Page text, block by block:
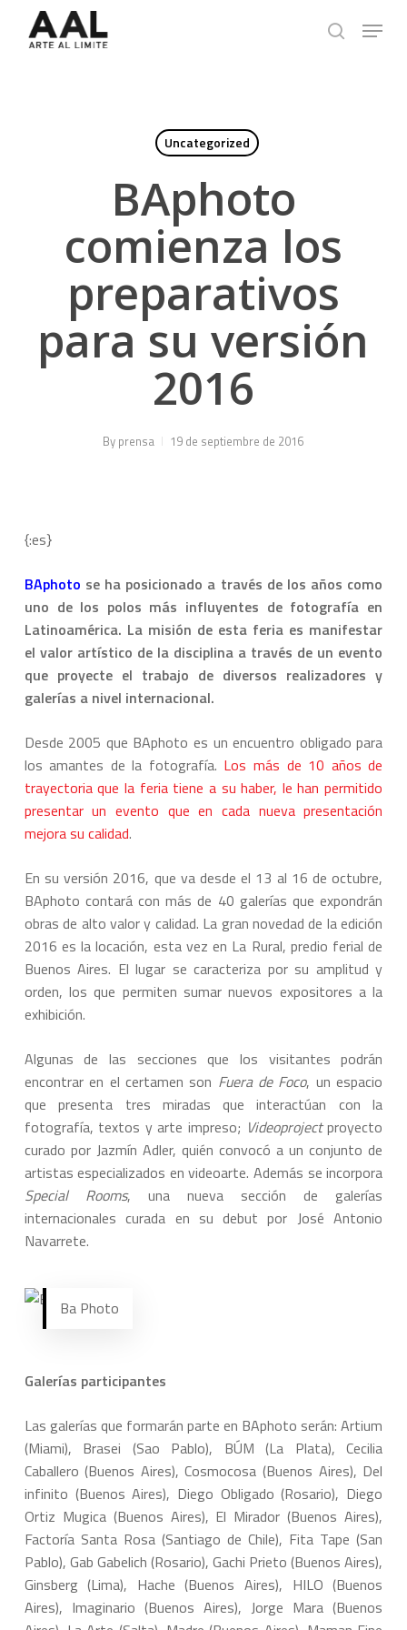
search
Menu
Uncategorized
BAphoto
comienza los
preparativos
para su versión
2016
By prensa 19 de septiembre de 2016
{:es}
BAphoto se ha posicionado a través de los años como
uno de los polos más influyentes de fotografía en
Latinoamérica. La misión de esta feria es manifestar
el valor artístico de la disciplina a través de un evento
que proyecte el trabajo de diversos realizadores y
galerías a nivel internacional.
Desde 2005 que BAphoto es un encuentro obligado para
los amantes de la fotografía. Los más de 10 años de
trayectoria que la feria tiene a su haber, le han permitido
presentar un evento que en cada nueva presentación
mejora su calidad.
En su versión 2016, que va desde el 13 al 16 de octubre,
BAphoto contará con más de 40 galerías que expondrán
obras de alto valor y calidad. La gran novedad de la edición
2016 es la locación, esta vez en La Rural, predio ferial de
Buenos Aires. El lugar se caracteriza por su amplitud y
orden, los que permiten sumar nuevos expositores a la
exhibición.
Algunas de las secciones que los visitantes podrán
encontrar en el certamen son Fuera de Foco, un espacio
que presenta tres miradas que interactúan con la
fotografía, textos y arte impreso; Videoprojectproyecto
curado por Jazmín Adler, quién convocó a un conjunto de
artistas especializados en videoarte. Además se incorpora
Special Rooms, una nueva sección de galerías
internacionales curada en su debut por José Antonio
Navarrete.
Ba Photo
Galerías participantes
Las galerías que formarán parte en BAphoto serán: Artium
(Miami), Brasei (Sao Pablo), BÚM (La Plata), Cecilia
Caballero (Buenos Aires), Cosmocosa (Buenos Aires), Del
infinito (Buenos Aires), Diego Obligado (Rosario), Diego
Ortiz Mugica (Buenos Aires), El Mirador (Buenos Aires),
Factoría Santa Rosa (Santiago de Chile), Fita Tape (San
Pablo), Gab Gabelich (Rosario), Gachi Prieto (Buenos Aires),
Ginsberg (Lima), Hache (Buenos Aires), HILO (Buenos
Aires), Imaginario (Buenos Aires), Jorge Mara (Buenos